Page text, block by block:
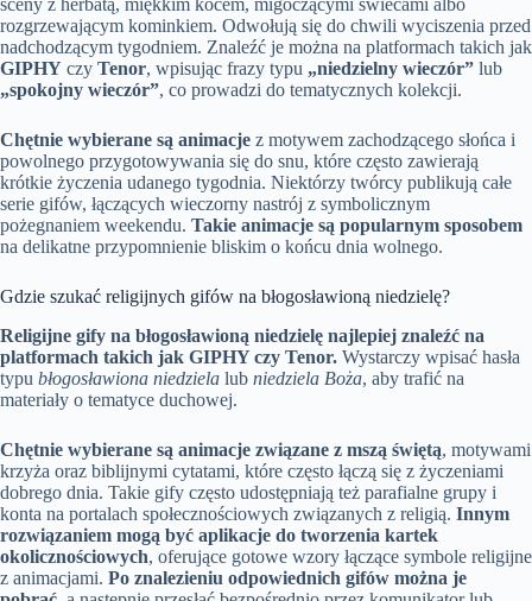
sceny z herbatą, miękkim kocem, migoczącymi świecami albo
rozgrzewającym kominkiem. Odwołują się do chwili wyciszenia przed
nadchodzącym tygodniem. Znaleźć je można na platformach takich jak
GIPHY czy Tenor, wpisując frazy typu „niedzielny wieczór” lub
„spokojny wieczór”, co prowadzi do tematycznych kolekcji.
Chętnie wybierane są animacje z motywem zachodzącego słońca i
powolnego przygotowywania się do snu, które często zawierają
krótkie życzenia udanego tygodnia. Niektórzy twórcy publikują całe
serie gifów, łączących wieczorny nastrój z symbolicznym
pożegnaniem weekendu. Takie animacje są popularnym sposobem
na delikatne przypomnienie bliskim o końcu dnia wolnego.
Gdzie szukać religijnych gifów na błogosławioną niedzielę?
Religijne gify na błogosławioną niedzielę najlepiej znaleźć na
platformach takich jak GIPHY czy Tenor. Wystarczy wpisać hasła
typu błogosławiona niedziela lub niedziela Boża, aby trafić na
materiały o tematyce duchowej.
Chętnie wybierane są animacje związane z mszą świętą, motywami
krzyża oraz biblijnymi cytatami, które często łączą się z życzeniami
dobrego dnia. Takie gify często udostępniają też parafialne grupy i
konta na portalach społecznościowych związanych z religią. Innym
rozwiązaniem mogą być aplikacje do tworzenia kartek
okolicznościowych, oferujące gotowe wzory łączące symbole religijne
z animacjami. Po znalezieniu odpowiednich gifów można je